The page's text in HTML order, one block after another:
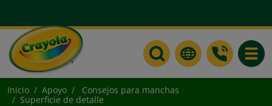
Inicio Apoyo
Consejos para manchas
Superficie de detalle